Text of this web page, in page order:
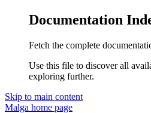
Documentation
Fetch the complete
Use this file to discover all
exploring further.
Skip to main content
Malga home page